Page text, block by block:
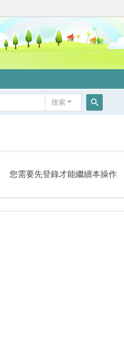
搜索
您需要先登錄才能繼續本操作